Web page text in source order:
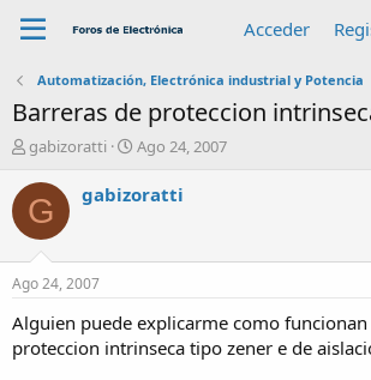
Acceder
Automatización, Electrónica industrial y Potencia
Barreras de proteccion
A
t
o
r
gabizoratti
F
c
n
i
c
Ago 24, 2007
G gabizoratti
Ago 24, 2007
Alguien puede explicarme como
proteccion intrinseca tipo zener e de